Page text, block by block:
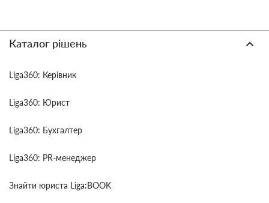
Каталог рішень
Liga360: Керівник
Liga360: Юрист
Liga360: Бухгалтер
Liga360: PR-менеджер
Знайти юриста Liga:BOOK